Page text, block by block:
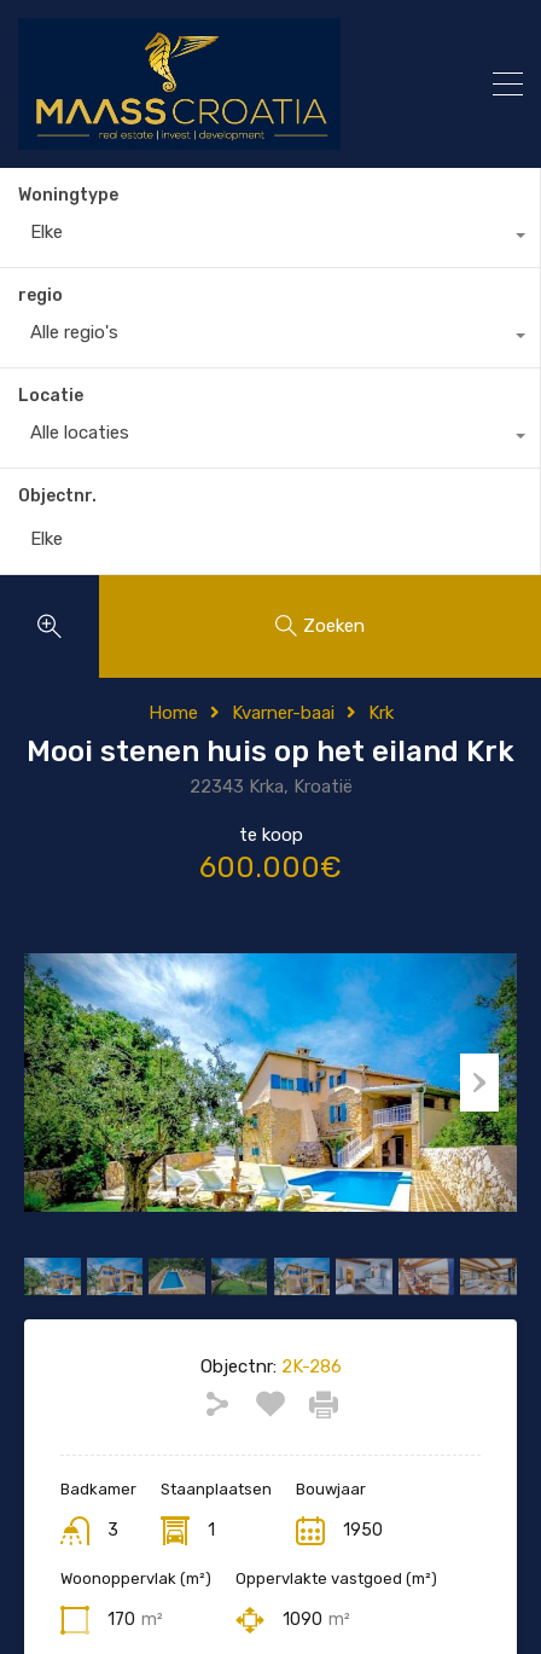
Woningtype
Elke
regio
Alle regio's
Locatie
Alle locaties
Objectnr.
Zoeken
Home Kvarner-baai Krk
Mooi stenen huis op het eiland Krk
22343 Krka, Kroatië
te koop
600.000€
Objectnr:2K-286
Badkamer
3
Staanplaatsen
1
Bouwjaar
1950
Woonoppervlak (m²)
170 m²
Oppervlakte vastgoed (m²)
1090 m²